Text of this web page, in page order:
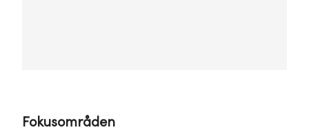
Fokusområden